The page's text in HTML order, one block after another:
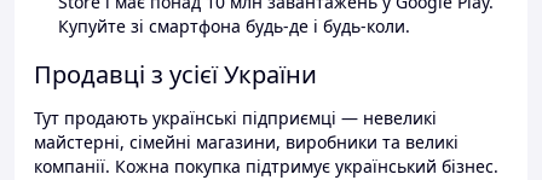
Купуйте зі смартфона будь-де і будь-коли.
Продавці з усієї України
Тут продають українські підприємці — невеликі
майстерні, сімейні магазини, виробники та великі
компанії. Кожна покупка підтримує український бізнес.